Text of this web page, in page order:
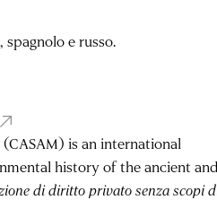
spagnolo e russo.
is an international
history of the ancient and
di diritto privato senza scopi